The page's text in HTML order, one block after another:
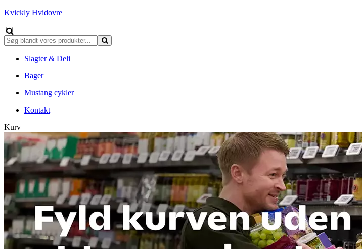
Kvickly Hvidovre
Slagter & Deli
Bager
Mustang cykler
Kontakt
Kurv